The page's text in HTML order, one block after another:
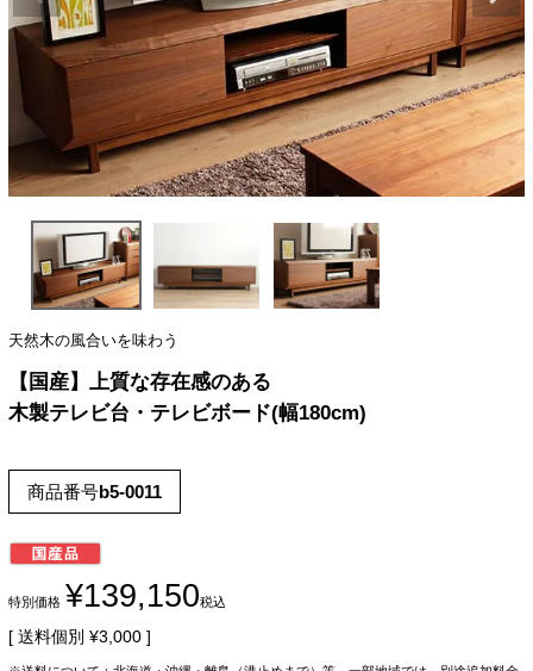
天然木の風合いを味わう
【国産】上質な存在感のある
木製テレビ台・テレビボード(幅180cm)
商品番号b5-0011
特別価格 ¥139,150税込
送料個別 ¥3,000